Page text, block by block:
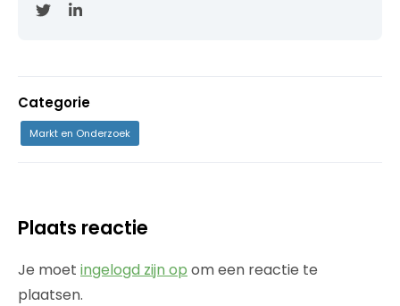
Categorie
Markt en Onderzoek
Plaats reactie
Je moet ingelogd zijn op om een reactie te
plaatsen.